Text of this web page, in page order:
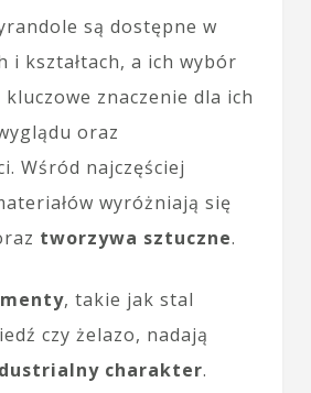
są dostępne w
i kształtach, a ich wybór
kluczowe znaczenie dla ich
oraz
Wśród najczęściej
wyróżniają się
tworzywa sztuczne.
, takie jak stal
czy żelazo, nadają
charakter.